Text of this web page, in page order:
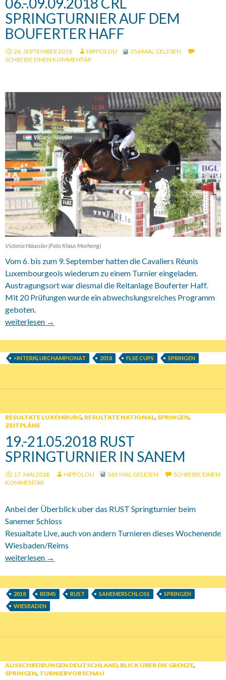
SPRINGTURNIER AUF DEM
BOUFERTER HAFF
26. SEPTEMBER 2018 HIPPOLOU
356 MAL GELESEN
SCHREIBE EINEN KOMMENTAR
Victoria Häussler (Foto Klaus Morheng)
Vom 6. bis zum 9. September hatten die Cavaliers Réunis
Luxembourgeois wiederum zu einem Turnier eingeladen.
Austragungsort war diesmal die Reitanlage Bouferter Haff.
Mit 20 Prüfungen wurde ein abwechslungsreiches Programm
geboten.
06.-.09.09.2018 CRL Springturnier auf dem Bouferter Haff
weiterlesen →
>INTERKLUBCHAMPIONAT 2018 FLSE CUPS SPRINGEN
RESULTATE LUXEMBURG, RESULTATE NATIONAL, SPRINGEN,
ZEITPLÄNE
19.-21.05.2018 RUST
SPRINGTURNIER IN SANEM
17. MAI 2018 HIPPOLOU 365 MAL GELESEN
SCHREIBE EINEN
KOMMENTAR
Anbei der Überblick uber das RUST Springturnier beim
Sanemer Schloss
Resualtate Live, auch von andern Turnieren dieses Wochenende
Wiesbaden/Reims
19.-21.05.2018 RUST Springturnier in Sanem
weiterlesen →
2018 REIMS RUST SANEMERSCHLOSS
SPRINGEN
WIESBADEN
AUSSCHREIBUNGEN DEUTSCHLAND, BLICK ÜBER DIE GRENZE,
SPRINGEN, TURNIERVORSCHAU